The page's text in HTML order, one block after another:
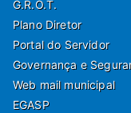
G.R.O.T.
Plano Diretor
Portal do Servidor
Governança e
Web mail municipal
EGASP